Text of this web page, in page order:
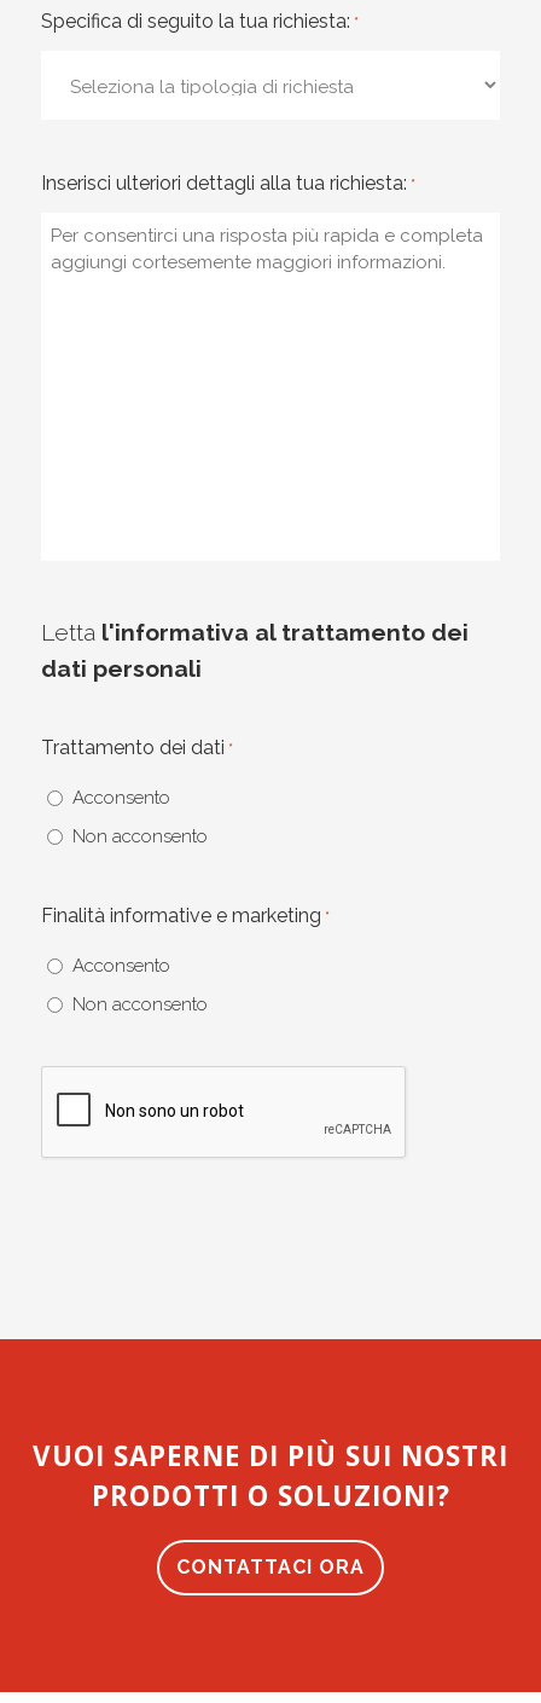
Specifica di seguito la tua richiesta: *
Inserisci ulteriori dettagli alla tua richiesta: *
Letta l'informativa al trattamento dei
dati personali
Trattamento dei dati *
Acconsento
Non acconsento
Finalità informative e marketing *
Acconsento
Non acconsento
VUOI SAPERNE DI PIÙ SUI NOSTRI
PRODOTTI O SOLUZIONI?
CONTATTACI ORA